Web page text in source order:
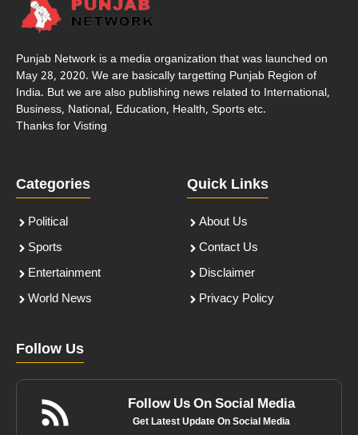
Punjab Network is a media organization that was launched on
May 28, 2020. We are basically targetting Punjab Region of
India. But we are also publishing news related to International,
Business, National, Education, Health, Sports etc.
Thanks for Visting
Categories
Political
Sports
Entertainment
World News
Quick Links
About Us
Contact Us
Disclaimer
Privacy Policy
Follow Us
Follow Us On Social Media
Get Latest Update On Social Media